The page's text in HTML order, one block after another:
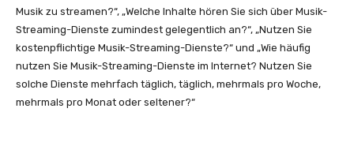
Musik zu streamen?“, „Welche Inhalte hören Sie sich über Musik-
Streaming-Dienste zumindest gelegentlich an?“, „Nutzen Sie
kostenpflichtige Musik-Streaming-Dienste?“ und „Wie häufig
nutzen Sie Musik-Streaming-Dienste im Internet? Nutzen Sie
solche Dienste mehrfach täglich, täglich, mehrmals pro Woche,
mehrmals pro Monat oder seltener?“